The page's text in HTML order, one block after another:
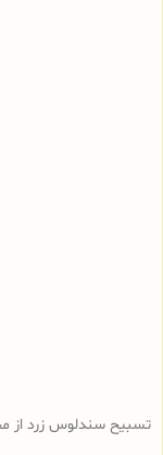
تسبیح سندلوس زرد